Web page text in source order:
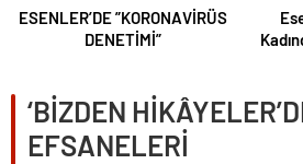
ESENLER’DE ”KORONAVİRÜS
DENETİMİ”
‘BİZDEN
EFSANELERİ